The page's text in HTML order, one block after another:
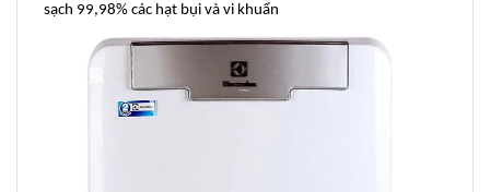
sạch 99,98% các hạt bụi và vi khuẩn